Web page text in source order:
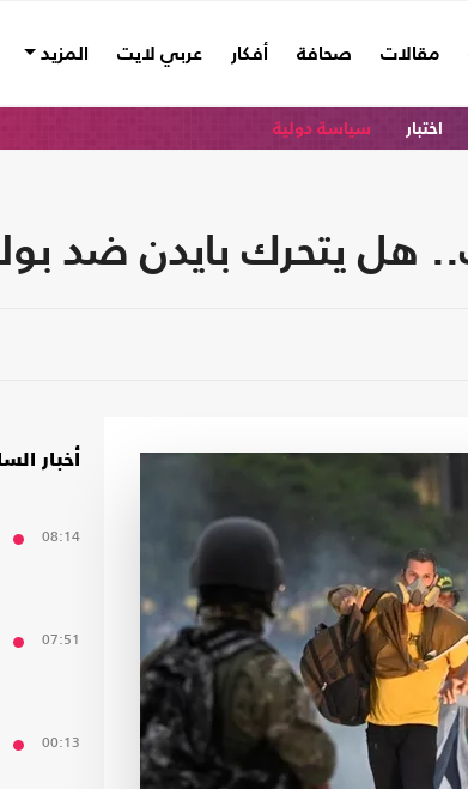
مقالات صحافة أفكار عربي لايت المزيد
اختبار سياسة دولية
هل يتحرك بايدن ضد
أخبار
08:14
07:51
00:13